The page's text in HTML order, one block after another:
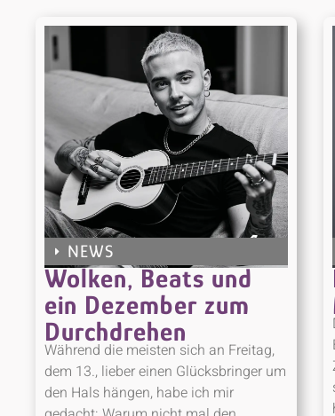
NEWS
Wolken, Beats und
ein Dezember zum
Durchdrehen
Während die meisten sich an Freitag,
dem 13., lieber einen Glücksbringer um
den Hals hängen, habe ich mir